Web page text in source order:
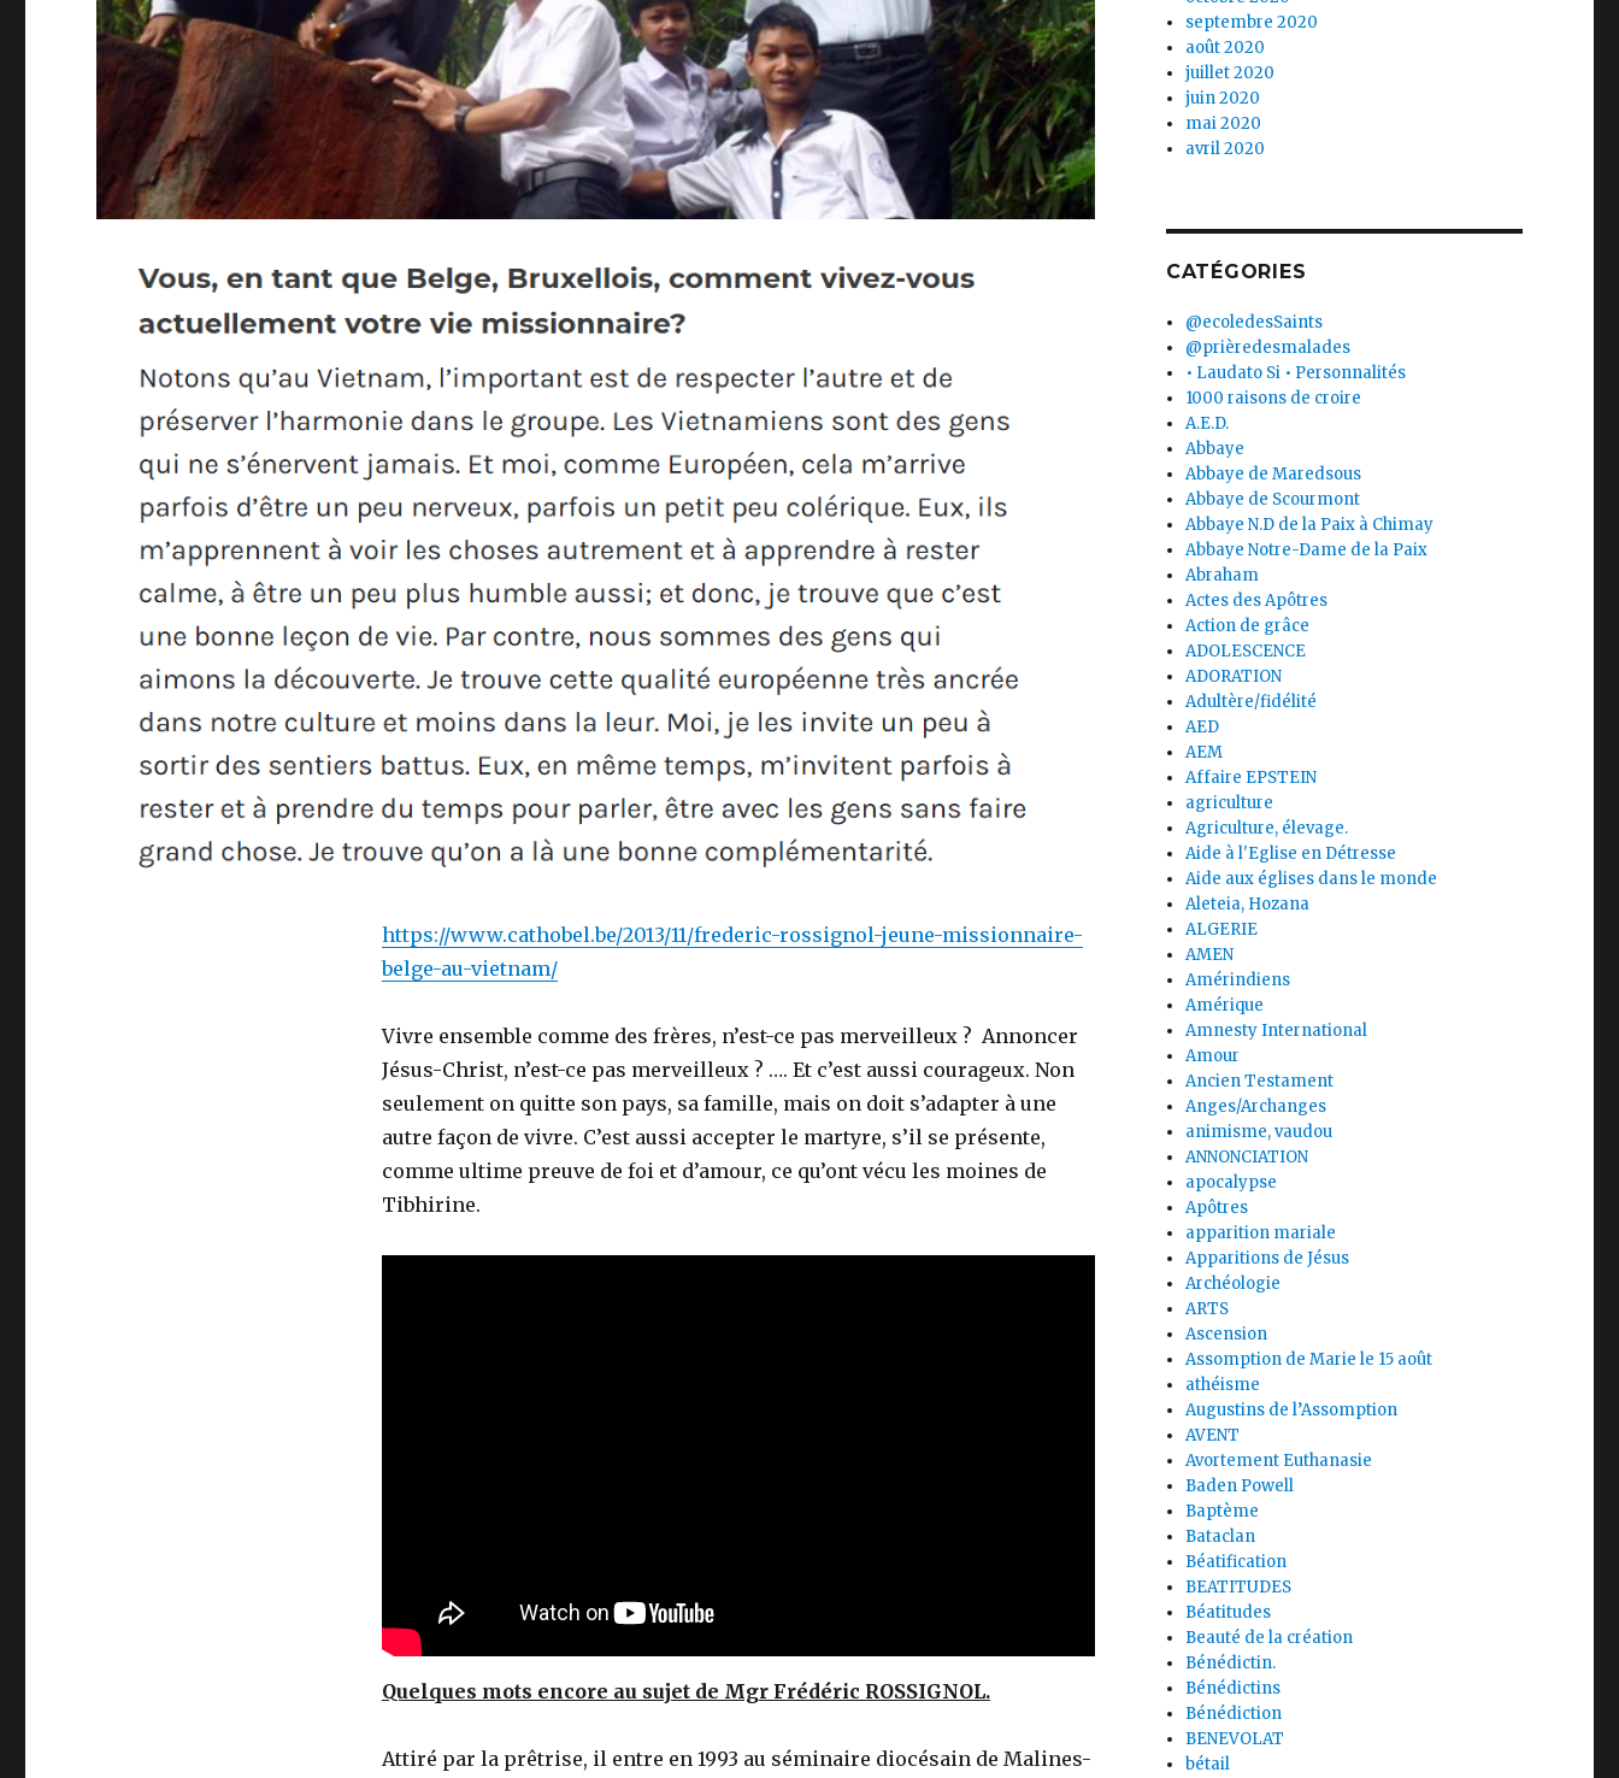
https://www.cathobel.be/2013/11/frederic-rossignol-jeune-missionnaire-
belge-au-vietnam/
Vivre ensemble comme des frères, n’est-ce pas merveilleux ? Annoncer
Jésus-Christ, n’est-ce pas merveilleux ? …. Et c’est aussi courageux. Non
seulement on quitte son pays, sa famille, mais on doit s’adapter à une
autre façon de vivre. C’est aussi accepter le martyre, s’il se présente,
comme ultime preuve de foi et d’amour, ce qu’ont vécu les moines de
Tibhirine.
Quelques mots encore au sujet de Mgr Frédéric ROSSIGNOL.
Attiré par la prêtrise, il entre en 1993 au séminaire diocésain de Malines-
septembre 2020
août 2020
juillet 2020
juin 2020
mai 2020
avril 2020
CATÉGORIES
@ecoledesSaints
@prièredesmalades
• Laudato Si • Personnalités
1000 raisons de croire
A.E.D.
Abbaye
Abbaye de Maredsous
Abbaye de Scourmont
Abbaye N.D de la Paix à Chimay
Abbaye Notre-Dame de la Paix
Abraham
Actes des Apôtres
Action de grâce
ADOLESCENCE
ADORATION
Adultère/fidélité
AED
AEM
Affaire EPSTEIN
agriculture
Agriculture, élevage.
Aide à l'Eglise en Détresse
Aide aux églises dans le monde
Aleteia, Hozana
ALGERIE
AMEN
Amérindiens
Amérique
Amnesty International
Amour
Ancien Testament
Anges/Archanges
animisme, vaudou
ANNONCIATION
apocalypse
Apôtres
apparition mariale
Apparitions de Jésus
Archéologie
ARTS
Ascension
Assomption de Marie le 15 août
athéisme
Augustins de l’Assomption
AVENT
Avortement Euthanasie
Baden Powell
Baptème
Bataclan
Béatification
BEATITUDES
Béatitudes
Beauté de la création
Bénédictin.
Bénédictins
Bénédiction
BENEVOLAT
bétail